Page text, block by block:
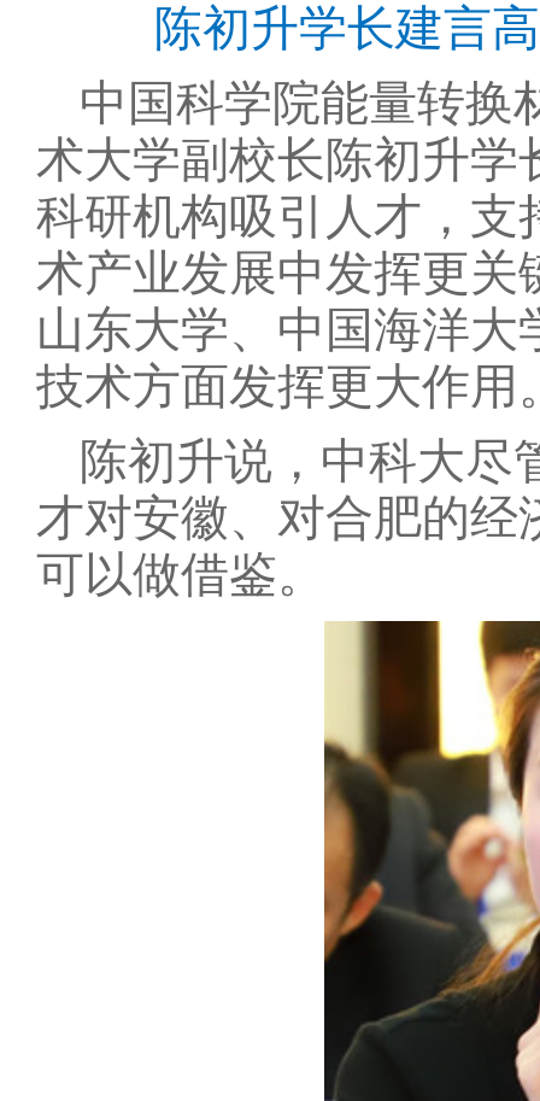
陈初升学长建言
中国科学院能量转换
术大学副校长陈初升学
科研机构吸引人才，支
术产业发展中发挥更关
山东大学、中国海洋
技术方面发挥更大作用
陈初升说，中科大尽
才对安徽、对合肥的经
可以做借鉴。